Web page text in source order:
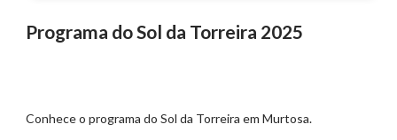
Programa do Sol da Torreira 2025
Conhece o programa do Sol da Torreira em Murtosa.